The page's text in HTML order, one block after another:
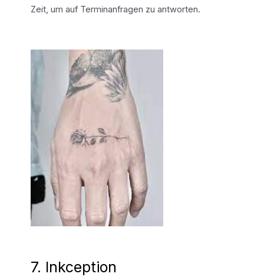
Zeit, um auf Terminanfragen zu antworten.
7. Inkception